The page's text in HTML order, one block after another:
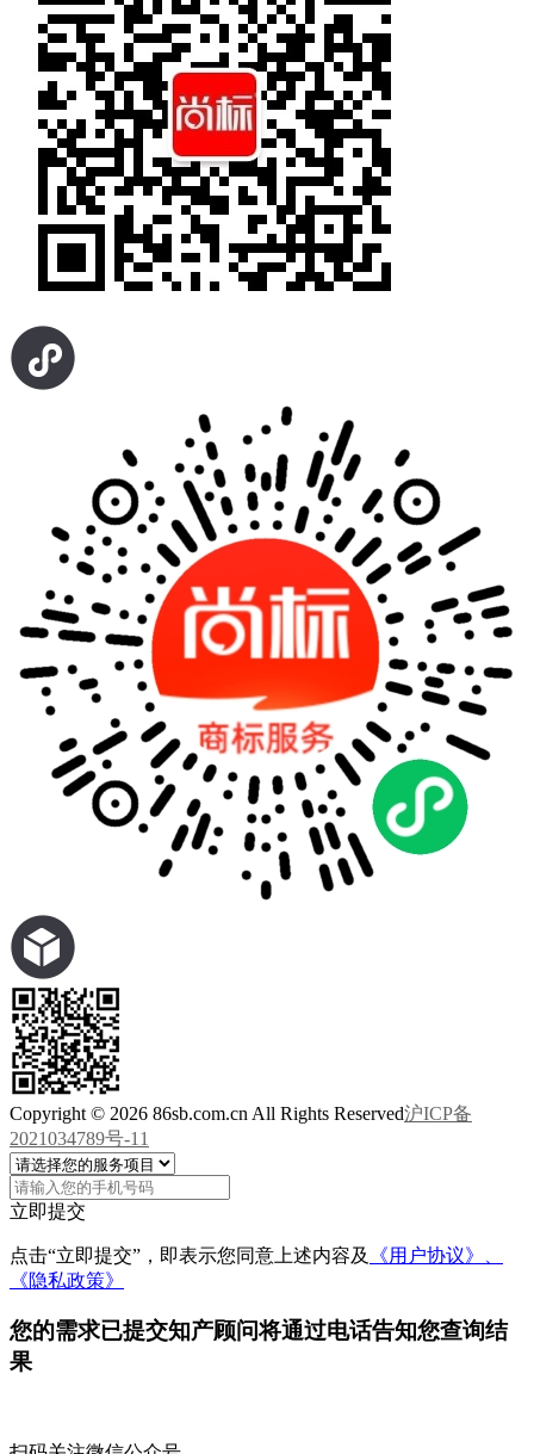
Copyright © 2026 86sb.com.cn All Rights Reserved沪ICP备
2021034789号-11
立即提交
点击“立即提交”，即表示您同意上述内容及
《用户协议》、
《隐私政策》
您的需求已提交知产顾问将通过电话告知您查询结
果